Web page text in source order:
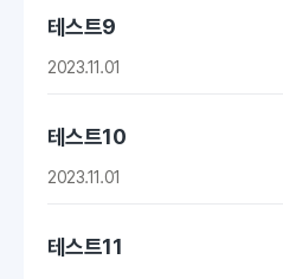
테스트9
2023.11.01
테스트10
2023.11.01
테스트11